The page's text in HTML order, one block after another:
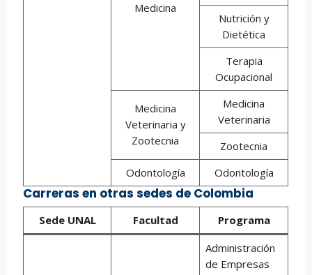
Medicina
Nutrición y
Dietética
Terapia
Ocupacional
Medicina
Veterinaria y
Zootecnia
Medicina
Veterinaria
Zootecnia
Odontología
Odontología
Carreras en otras sedes de Colombia
Sede UNAL Facultad Programa
Administración
de Empresas